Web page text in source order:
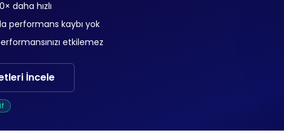
daha hızlı
performans kaybı yok
etkilemez
İncele